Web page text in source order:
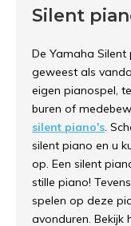
Silent
De Yamaha
geweest als
eigen pianospel,
buren of
silent piano's.
silent piano en u
op. Een silent
stille piano!
spelen op deze
avonduren. Bekijk